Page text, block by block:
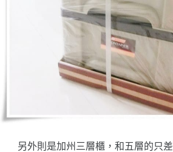
另外則是加州三層櫃，和五層的只